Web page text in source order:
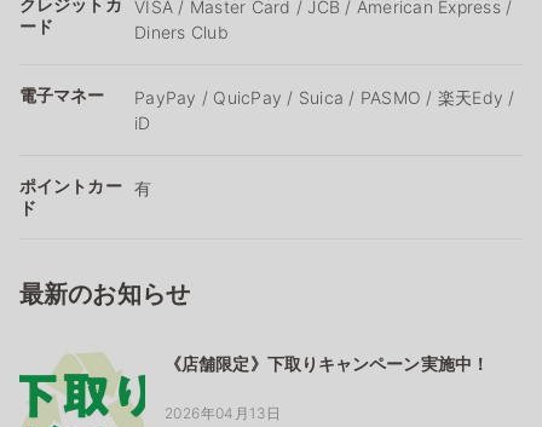
クレジットカ
ード
VISA / Master Card / JCB / American Express /
Diners Club
電子マネー
PayPay / QuicPay / Suica / PASMO / 楽天Edy /
iD
ポイントカー
ド
有
最新のお知らせ
《店舗限定》下取りキャンペーン実施中！
2026年04月13日